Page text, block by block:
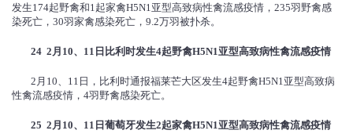
发生174起野禽和1起家禽H5N1亚型高致病性禽流感疫情，235羽野禽感
染死亡，30羽家禽感染死亡，9.2万羽被扑杀。
24 2 月 10、 11 日比利时发生4起野禽H5N1亚型高致病性禽流感疫情
2月10、11日，比利时通报福莱芒大区发生4起野禽H5N1亚型高致病
性禽流感疫情，4羽野禽感染死亡。
25 2 月 10、 11 日葡萄牙发生2起家禽H5N1亚型高致病性禽流感疫情